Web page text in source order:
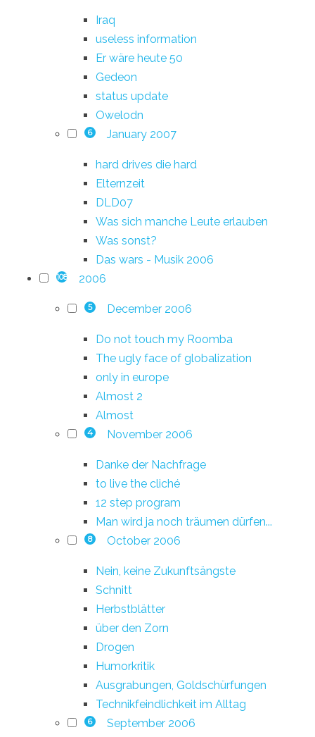
Iraq
useless information
Er wäre heute 50
Gedeon
status update
Owelodn
6 January 2007
hard drives die hard
Elternzeit
DLD07
Was sich manche Leute erlauben
Was sonst?
Das wars - Musik 2006
108 2006
5 December 2006
Do not touch my Roomba
The ugly face of globalization
only in europe
Almost 2
Almost
4 November 2006
Danke der Nachfrage
to live the cliché
12 step program
Man wird ja noch träumen dürfen...
8 October 2006
Nein, keine Zukunftsängste
Schnitt
Herbstblätter
über den Zorn
Drogen
Humorkritik
Ausgrabungen, Goldschürfungen
Technikfeindlichkeit im Alltag
6 September 2006